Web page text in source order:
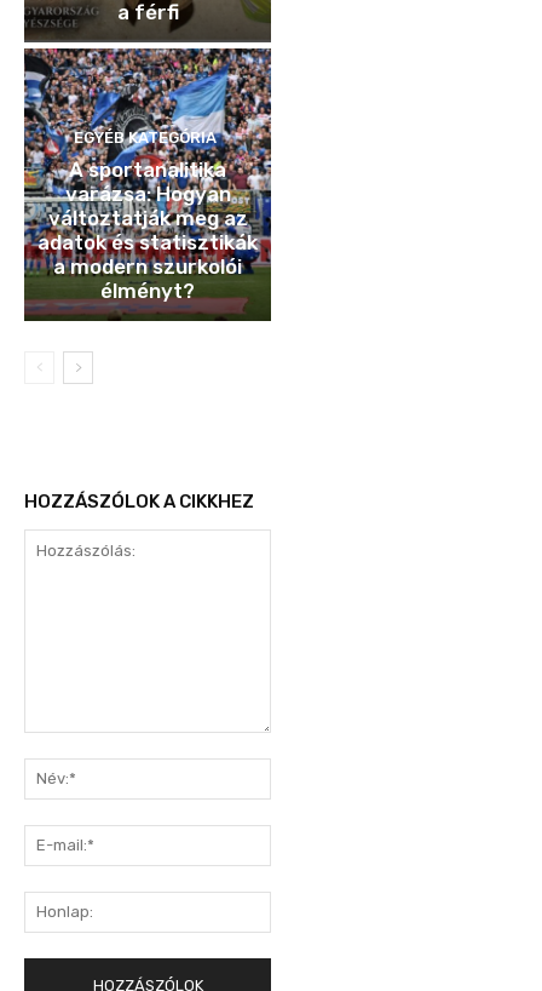
a férfi
EGYÉB KATEGÓRIA
A sportanalitika
varázsa: Hogyan
változtatják meg az
adatok és statisztikák
a modern szurkolói
élményt?
HOZZÁSZÓLOK A CIKKHEZ
mail:*